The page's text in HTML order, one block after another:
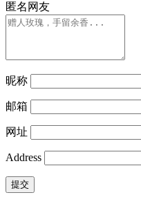
匿名网友
昵称
邮箱
网址
Address
提交